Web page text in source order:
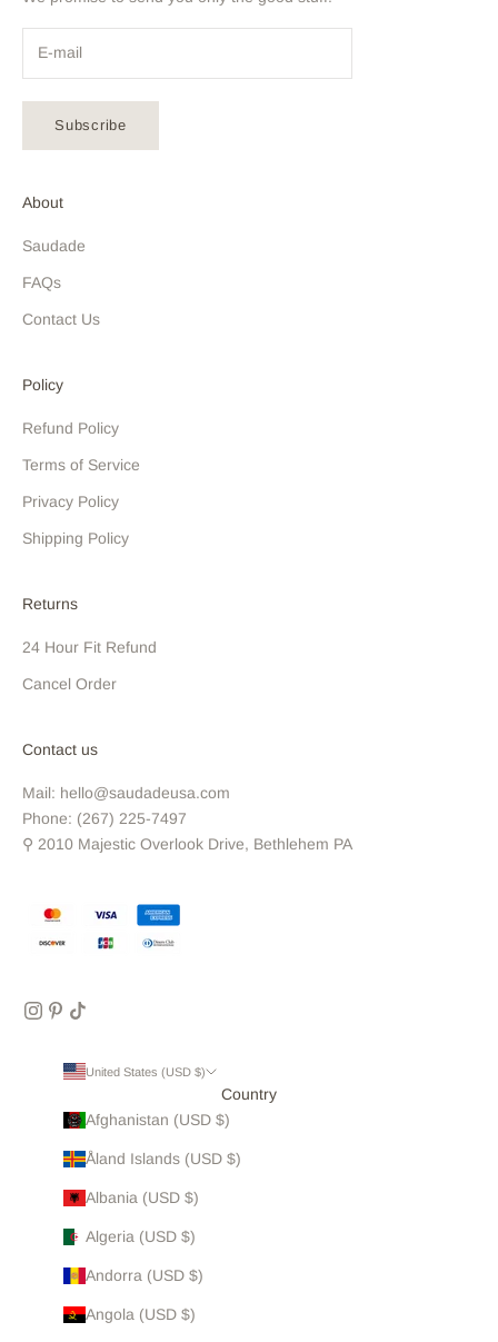
Subscribe
About
Saudade
FAQs
Contact Us
Policy
Refund Policy
Terms of Service
Privacy Policy
Shipping Policy
Returns
24 Hour Fit Refund
Cancel Order
Contact us
Mail: hello@saudadeusa.com
Phone: (267) 225-7497
⚲ 2010 Majestic Overlook Drive, Bethlehem PA
United States (USD $)
Country
Afghanistan (USD $)
Åland Islands (USD $)
Albania (USD $)
Algeria (USD $)
Andorra (USD $)
Angola (USD $)